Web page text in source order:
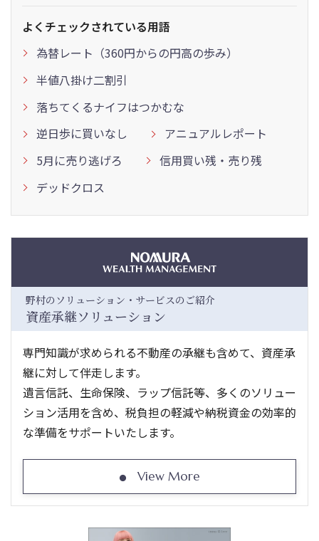
よくチェックされている用語
為替レート（360円からの円高の歩み）
半値八掛け二割引
落ちてくるナイフはつかむな
逆日歩に買いなし
アニュアルレポート
5月に売り逃げろ
信用買い残・売り残
デッドクロス
野村のソリューション・サービスのご紹介
資産承継ソリューション
専門知識が求められる不動産の承継も含めて、資産承
継に対して伴走します。
遺言信託、生命保険、ラップ信託等、多くのソリュー
ション活用を含め、税負担の軽減や納税資金の効率的
な準備をサポートいたします。
View More